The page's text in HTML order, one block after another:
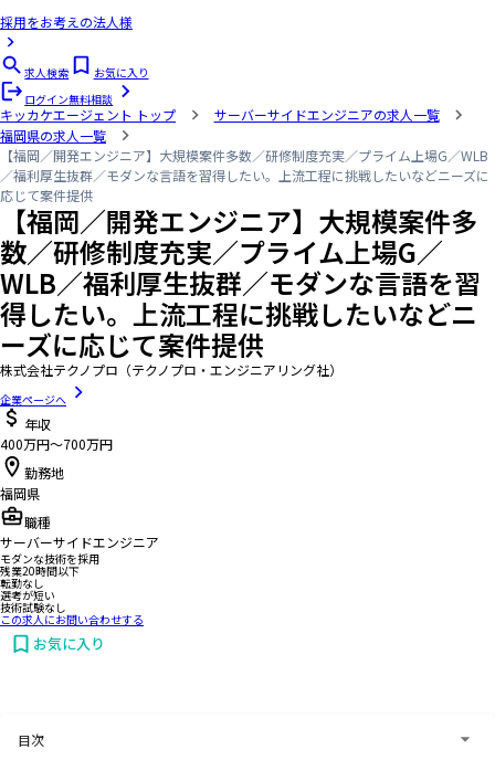
採用をお考えの法人様
求人検索
お気に入り
ログイン無料相談
キッカケエージェント トップ
サーバーサイドエンジニアの求人一覧
福岡県の求人一覧
【福岡／開発エンジニア】大規模案件多数／研修制度充実／プライム上場G／WLB
／福利厚生抜群／モダンな言語を習得したい。上流工程に挑戦したいなどニーズに
応じて案件提供
【福岡／開発エンジニア】大規模案件多
数／研修制度充実／プライム上場G／
WLB／福利厚生抜群／モダンな言語を習
得したい。上流工程に挑戦したいなどニ
ーズに応じて案件提供
株式会社テクノプロ（テクノプロ・エンジニアリング社）
企業ページへ
年収
400万円〜700万円
勤務地
福岡県
職種
サーバーサイドエンジニア
モダンな技術を採用
残業20時間以下
転勤なし
選考が短い
技術試験なし
この求人にお問い合わせする
お気に入り
目次